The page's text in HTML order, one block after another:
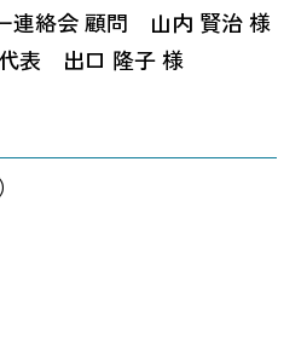
連絡会 顧問 山内 賢治 様
表 出口 隆子 様